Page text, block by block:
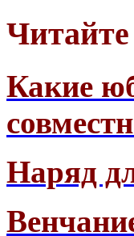
Какие
Наряд